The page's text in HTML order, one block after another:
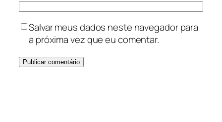
Salvar meus dados neste navegador para
a próxima vez que eu comentar.